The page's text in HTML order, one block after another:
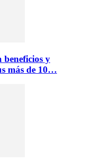
beneficios y
más de 10…